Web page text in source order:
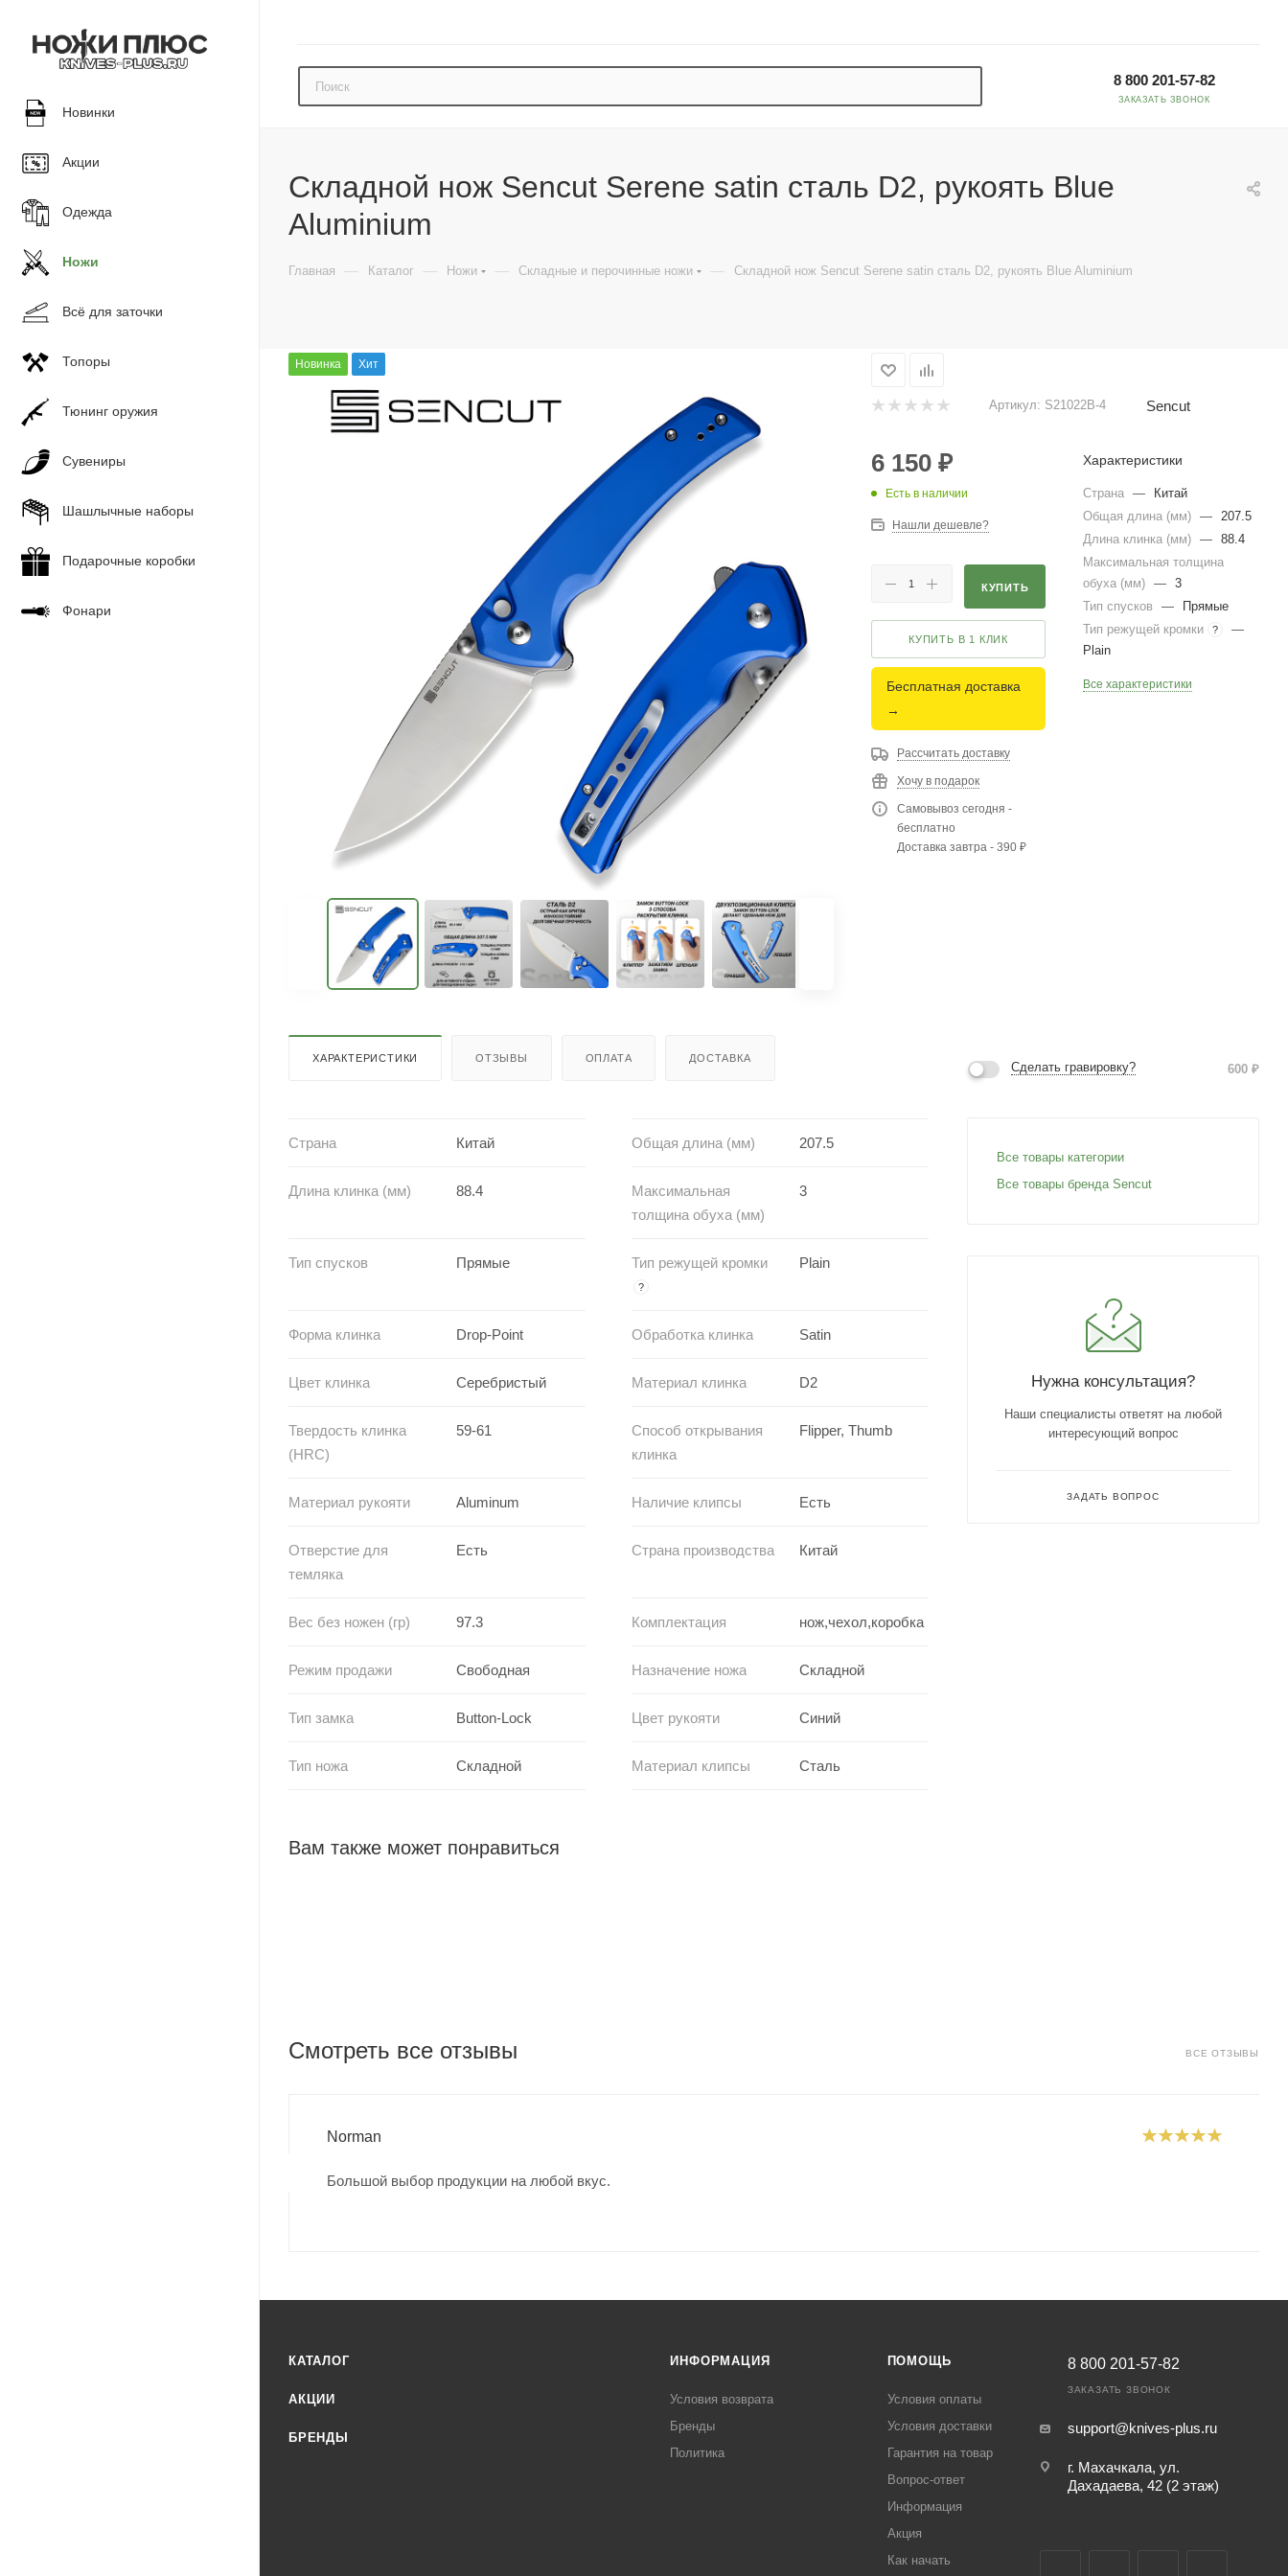
8 800 201-57-82
ЗАКАЗАТЬ ЗВОНОК
Новинки
Акции
Одежда
Ножи
Всё для заточки
Топоры
Тюнинг оружия
Сувениры
Шашлычные наборы
Подарочные коробки
Фонари
Складной нож Sencut Serene satin сталь D2, рукоять Blue
Aluminium
Главная — Каталог — Ножи — Складные и перочинные ножи — Складной нож Sencut Serene satin сталь D2, рукоять Blue Aluminium
Новинка Хит
Артикул: S21022B-4 Sencut
6 150₽
Есть в наличии
Нашли дешевле?
КУПИТЬ
КУПИТЬ В 1 КЛИК
Бесплатная доставка
→
Рассчитать доставку
Хочу в подарок
Самовывоз сегодня -
бесплатно
Доставка завтра - 390 ₽
Характеристики
Страна —
Китай
Общая длина (мм)
—
207.5
Длина клинка (мм)
—
88.4
Максимальная толщина
обуха (мм)
—
3
Тип спусков
—
Прямые
Тип режущей кромки
?
—
Plain
Все характеристики
ХАРАКТЕРИСТИКИ ОТЗЫВЫ ОПЛАТА ДОСТАВКА
Страна Китай Общая длина (мм) 207.5
Длина клинка (мм) 88.4
Максимальная
толщина обуха (мм)
3
Тип спусков Прямые Тип режущей кромки
?
Plain
Форма клинка Drop-Point Обработка клинка Satin
Цвет клинка Серебристый Материал клинка D2
Твердость клинка
(HRC)
59-61
Способ открывания
клинка
Flipper, Thumb
Материал рукояти Aluminum Наличие клипсы Есть
Отверстие для
темляка
Есть Страна производства Китай
Вес без ножен (гр) 97.3 Комплектация нож,чехол,коробка
Режим продажи Свободная Назначение ножа Складной
Тип замка Button-Lock Цвет рукояти Синий
Тип ножа Складной Материал клипсы Сталь
Вам также может понравиться
Сделать гравировку? 600 ₽
Все товары категории
Все товары бренда Sencut
Нужна консультация?
Наши специалисты ответят на любой
интересующий вопрос
ЗАДАТЬ ВОПРОС
Смотреть все отзывы ВСЕ ОТЗЫВЫ
Norman
Большой выбор продукции на любой вкус.
КАТАЛОГ
АКЦИИ
БРЕНДЫ
ИНФОРМАЦИЯ
Условия возврата
Бренды
Политика
ПОМОЩЬ
Условия оплаты
Условия доставки
Гарантия на товар
Вопрос-ответ
Информация
Акция
Как начать
8 800 201-57-82
ЗАКАЗАТЬ ЗВОНОК
support@knives-plus.ru
г. Махачкала, ул.
Дахадаева, 42 (2 этаж)